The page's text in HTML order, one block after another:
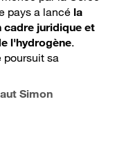
pays a lancé la
cadre juridique et
l'hydrogène.
poursuit sa
Simon